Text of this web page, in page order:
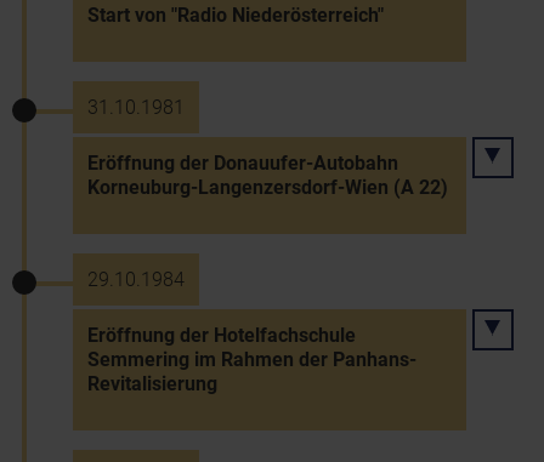
Start von "Radio Niederösterreich"
31.10.1981
Eröffnung der Donauufer-Autobahn
Korneuburg-Langenzersdorf-Wien (A 22)
29.10.1984
Eröffnung der Hotelfachschule
Semmering im Rahmen der Panhans-
Revitalisierung